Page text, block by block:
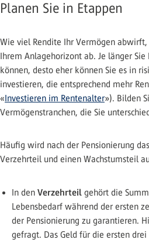
Planen Sie in Etappen
Wie viel Rendite Ihr Vermögen
Ihrem Anlagehorizont ab. Je länger
können, desto eher können Sie es in
investieren, die entsprechend mehr
«Investieren im Rentenalter»). Bilden
Vermögenstranchen, die Sie
Häufig wird nach der Pensionierung
Verzehrteil und einen Wachstumsteil
In den Verzehrteil gehört die
Lebensbedarf während der ersten
der Pensionierung zu garantieren.
gefragt. Das Geld für die ersten